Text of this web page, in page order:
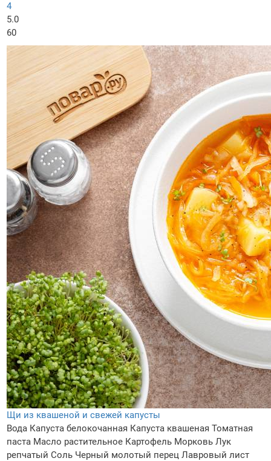
4
5.0
60
Щи из квашеной и свежей капусты
Вода Капуста белокочанная Капуста квашеная Томатная
паста Масло растительное Картофель Морковь Лук
репчатый Соль Черный молотый перец Лавровый лист